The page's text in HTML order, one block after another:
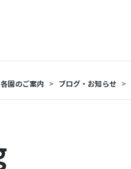
各園のご案内 ブログ・お知らせ